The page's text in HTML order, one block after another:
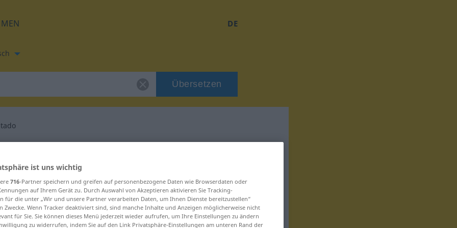
DE
Übersetzen
für "precipitado"
ist uns wichtig
716-Partner speichern und greifen auf personenbezogene Daten wie Browserdaten oder
auf Ihrem Gerät zu. Durch Auswahl von Akzeptieren aktivieren Sie Tracking-
für die unter „Wir und unsere Partner verarbeiten Daten, um Ihnen Dienste bereitzustellen“
Zwecke. Wenn Tracker deaktiviert sind, sind manche Inhalte und Anzeigen möglicherweise nicht
für Sie. Sie können dieses Menü jederzeit wieder aufrufen, um Ihre Einstellungen zu ändern
zu widerrufen, indem Sie auf den Link Privatsphäre-Einstellungen am unteren Rand der